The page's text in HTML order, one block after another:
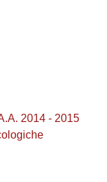
2014 - 2015